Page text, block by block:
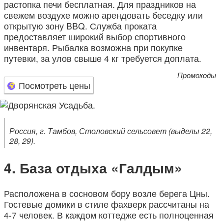
растопка печи бесплатная. Для праздников на
свежем воздухе можно арендовать беседку или
открытую зону BBQ. Служба проката
предоставляет широкий выбор спортивного
инвентаря. Рыбалка возможна при покупке
путевки, за улов свыше 4 кг требуется доплата.
Посмотреть цены
Промокоды
Россия, г. Тамбов, Столовский сельсовет (выделы 22,
28, 29).
База отдыха «Галдым»
Расположена в сосновом бору возле берега Цны.
Гостевые домики в стиле фахверк рассчитаны на
4-7 человек. В каждом коттедже есть полноценная